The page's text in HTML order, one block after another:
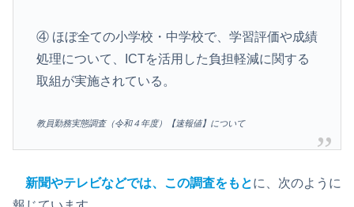
④ ほぼ全ての小学校・中学校で、学習評価や成績
処理について、ICTを活用した負担軽減に関する
取組が実施されている。
教員勤務実態調査（令和４年度）【速報値】について
新聞やテレビなどでは、この調査をもとに、次のように